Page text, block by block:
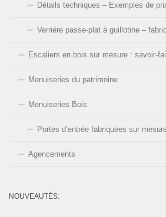
Détails techniques – Exemples de
Verrière passe-plat à guillotine –
Escaliers en bois sur mesure : savoir-
Menuiseries du patrimoine
Menuiseries Bois
Portes d’entrée fabriquées sur
Agencements
NOUVEAUTÉS: